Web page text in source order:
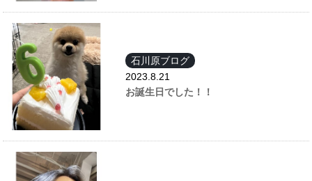
石川原ブログ
2023.8.21
お誕生日でした！！